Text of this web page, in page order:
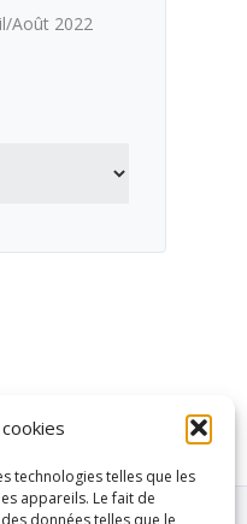
technologies telles que les
appareils. Le fait de
données telles que le
Août 2022